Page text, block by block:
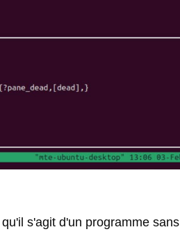
s'agit d'un programme sans